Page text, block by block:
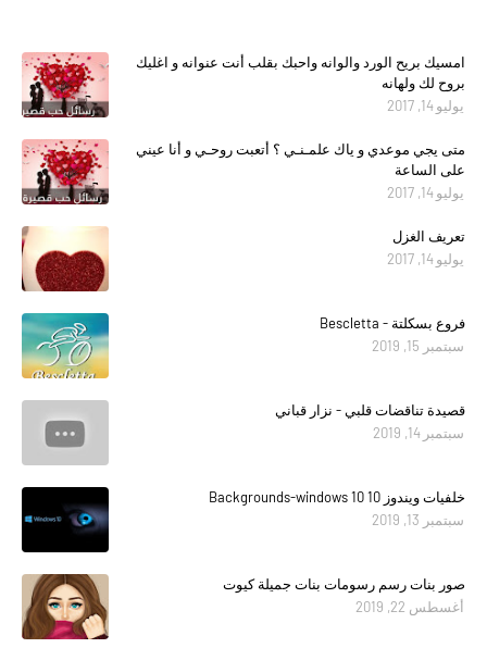
امسيك بريح الورد والوانه واحبك بقلب أنت عنوانه و اغليك
بروح لك ولهانه
يوليو 14, 2017
متى يجي موعدي و ياك علمـنـي ؟ أتعبت روحـي و أنا عيني
على الساعة
يوليو 14, 2017
تعريف الغزل
يوليو 14, 2017
فروع بسكلتة - Bescletta
سبتمبر 15, 2019
قصيدة تناقضات قلبي - نزار قباني
سبتمبر 14, 2019
خلفيات ويندوز 10 Backgrounds-windows 10
سبتمبر 13, 2019
صور بنات رسم رسومات بنات جميلة كيوت
أغسطس 22, 2019